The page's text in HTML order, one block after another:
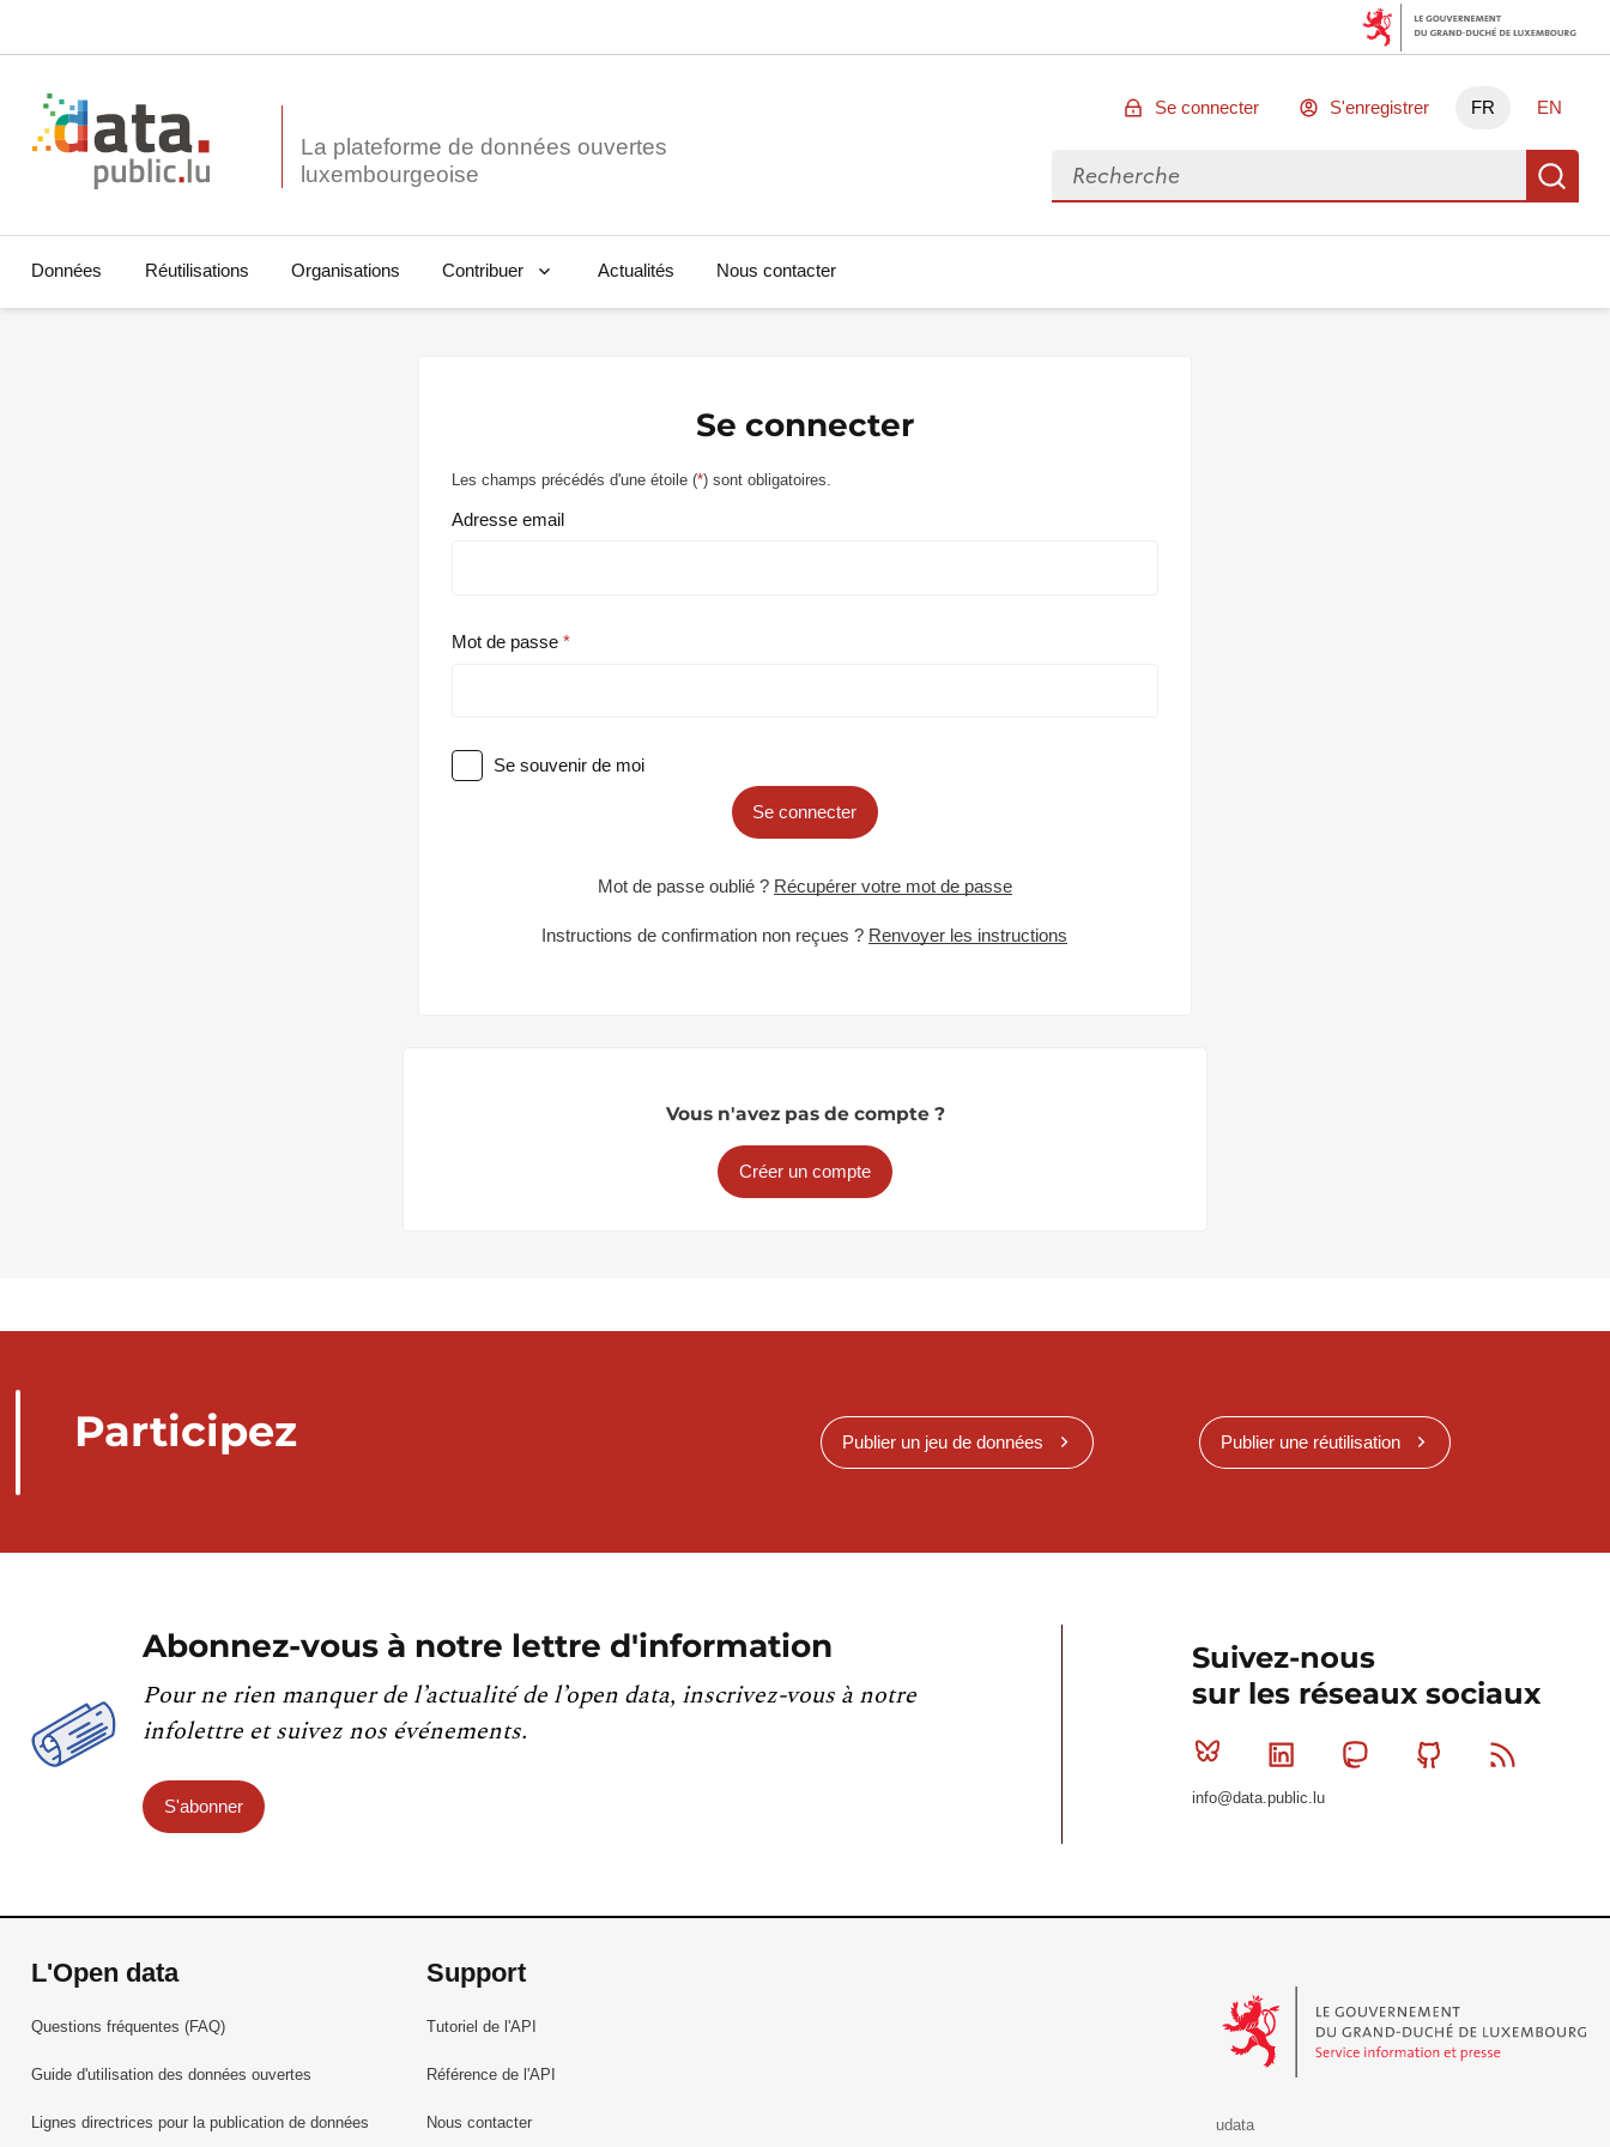
La plateforme de données ouvertes
Se connecter S'enregistrer FR EN
Rechercher des données
Données Réutilisations Organisations Contribuer Actualités Nous contacter
Se connecter
Les champs précédés d'une étoile (*) sont obligatoires.
Adresse email
Mot de passe
Se souvenir de moi
Se connecter
Mot de passe oublié ? Récupérer votre mot de passe
Instructions de confirmation non reçues ? Renvoyer les instructions
Vous n'avez pas de compte ?
Créer un compte
Participez Publier un jeu de données Publier une réutilisation
Abonnez-vous à notre lettre d'information
Pour ne rien manquer de l’actualité de l’open data, inscrivez-vous à notre
infolettre et suivez nos événements.
S'abonner
Suivez-nous
sur les réseaux sociaux
Bluesky Linkedin MastodonGithub
info@data.public.lu
L'Open data
Questions fréquentes (FAQ)
Guide d'utilisation des données ouvertes
Lignes directrices pour la publication de données
Support
Tutoriel de l'API
Référence de l'API
Nous contacter
udata